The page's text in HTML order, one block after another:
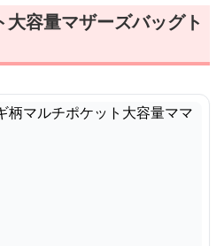
容量マザーズバッグト